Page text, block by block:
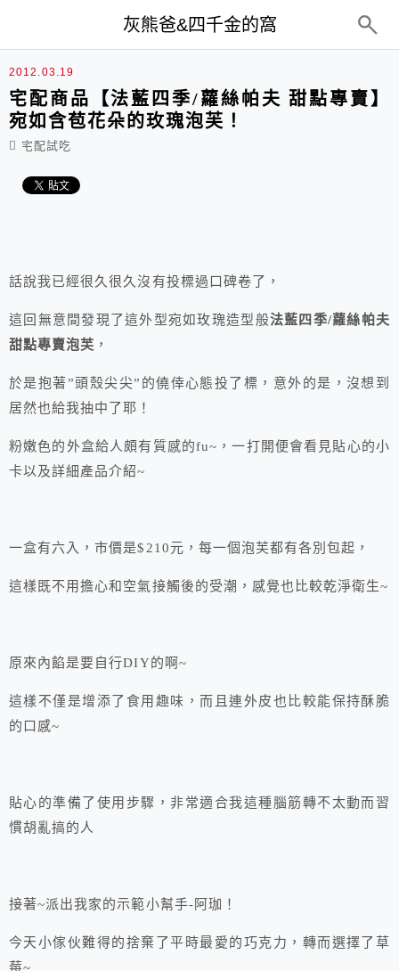
灰熊爸&四千金的窩
2012.03.19
宅配商品【法藍四季/蘿絲帕夫 甜點專賣】
宛如含苞花朵的玫瑰泡芙！
宅配試吃
話說我已經很久很久沒有投標過口碑卷了，
這回無意間發現了這外型宛如玫瑰造型般法藍四季/蘿絲帕夫
甜點專賣泡芙 ，
於是抱著”頭殼尖尖”的僥倖心態投了標，意外的是，沒想到
居然也給我抽中了耶！
粉嫩色的外盒給人頗有質感的fu~，一打開便會看見貼心的小
卡以及詳細產品介紹~
一盒有六入，市價是$210元，每一個泡芙都有各別包起，
這樣既不用擔心和空氣接觸後的受潮，感覺也比較乾淨衛生~
原來內餡是要自行DIY的啊~
這樣不僅是增添了食用趣味，而且連外皮也比較能保持酥脆
的口感~
貼心的準備了使用步驟，非常適合我這種腦筋轉不太動而習
慣胡亂搞的人
接著~派出我家的示範小幫手-阿珈！
今天小傢伙難得的捨棄了平時最愛的巧克力，轉而選擇了草
莓~